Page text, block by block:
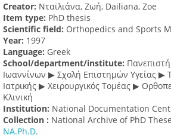
Creator: Νταϊλιάνα, Ζωή, Dailiana, Zoe
Item type: PhD thesis
Scientific field: Orthopedics and Sports
Υear: 1997
Language: Greek
School/department/institute:
Ιωαννίνων ▶ Σχολή Επιστημών Υγείας ▶
Ιατρικής ▶ Χειρουργικός Τομέας ▶
Κλινική
Institution: National Documentation
Collection : National Archive of PhD
NA.Ph.D.